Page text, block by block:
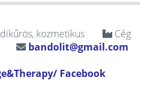
kozmetikus
Cég
bandolit@gmail.com
Facebook